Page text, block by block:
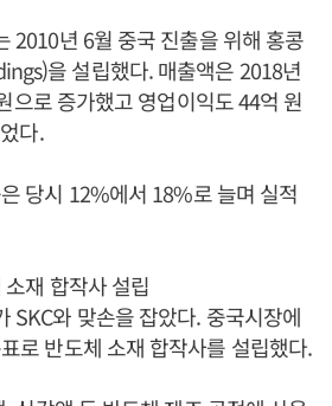
2010년 6월 중국 진출을 위해 홍콩
을 설립했다. 매출액은 2018년
으로 증가했고 영업이익도 44억 원
다.
당시 12%에서 18%로 늘며 실적
재 합작사 설립
SKC와 맞손을 잡았다. 중국시장에
로 반도체 소재 합작사를 설립했다.